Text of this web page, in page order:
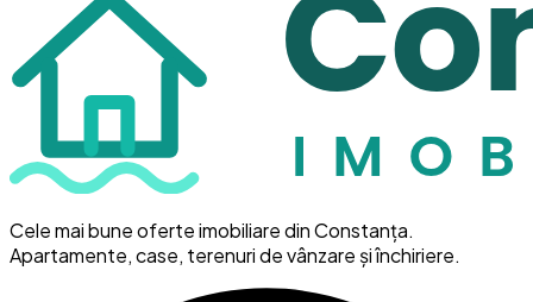
Cele mai bune oferte imobiliare din Constanța.
Apartamente, case, terenuri de vânzare și închiriere.